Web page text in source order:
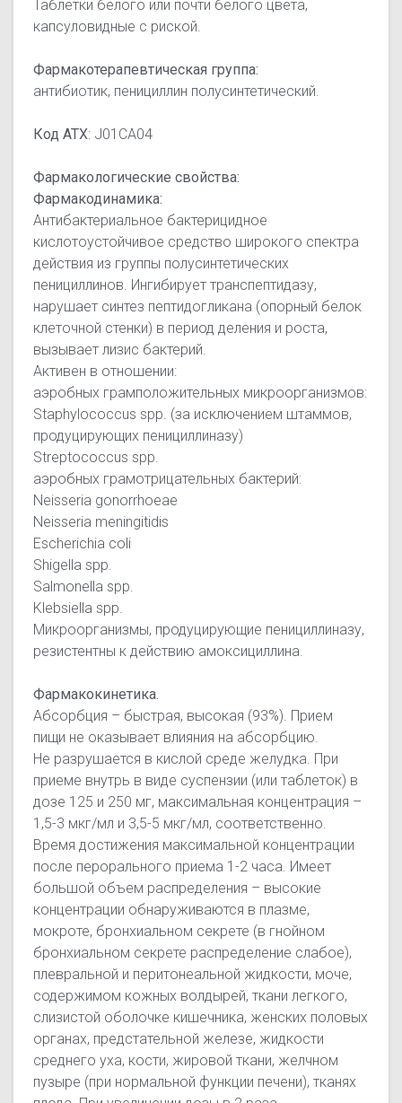
Таблетки белого или почти белого цвета,
капсуловидные с риской.
Фармакотерапевтическая группа:
антибиотик, пенициллин полусинтетический.
Код АТХ: J01СA04
Фармакологические свойства:
Фармакодинамика:
Антибактериальное бактерицидное
кислотоустойчивое средство широкого спектра
действия из группы полусинтетических
пенициллинов. Ингибирует транспептидазу,
нарушает синтез пептидогликана (опорный белок
клеточной стенки) в период деления и роста,
вызывает лизис бактерий.
Активен в отношении:
аэробных грамположительных микроорганизмов:
Staphylococcus spp. (за исключением штаммов,
продуцирующих пенициллиназу)
Streptococcus spp.
аэробных грамотрицательных бактерий:
Neisseria gonorrhoeae
Neisseria meningitidis
Escherichia coli
Shigella spp.
Salmonella spp.
Klebsiella spp.
Микроорганизмы, продуцирующие пенициллиназу,
резистентны к действию амоксициллина.
Фармакокинетика.
Абсорбция – быстрая, высокая (93%). Прием
пищи не оказывает влияния на абсорбцию.
Не разрушается в кислой среде желудка. При
приеме внутрь в виде суспензии (или таблеток) в
дозе 125 и 250 мг, максимальная концентрация –
1,5-3 мкг/мл и 3,5-5 мкг/мл, соответственно.
Время достижения максимальной концентрации
после перорального приема 1-2 часа. Имеет
большой объем распределения – высокие
концентрации обнаруживаются в плазме,
мокроте, бронхиальном секрете (в гнойном
бронхиальном секрете распределение слабое),
плевральной и перитонеальной жидкости, моче,
содержимом кожных волдырей, ткани легкого,
слизистой оболочке кишечника, женских половых
органах, предстательной железе, жидкости
среднего уха, кости, жировой ткани, желчном
пузыре (при нормальной функции печени), тканях